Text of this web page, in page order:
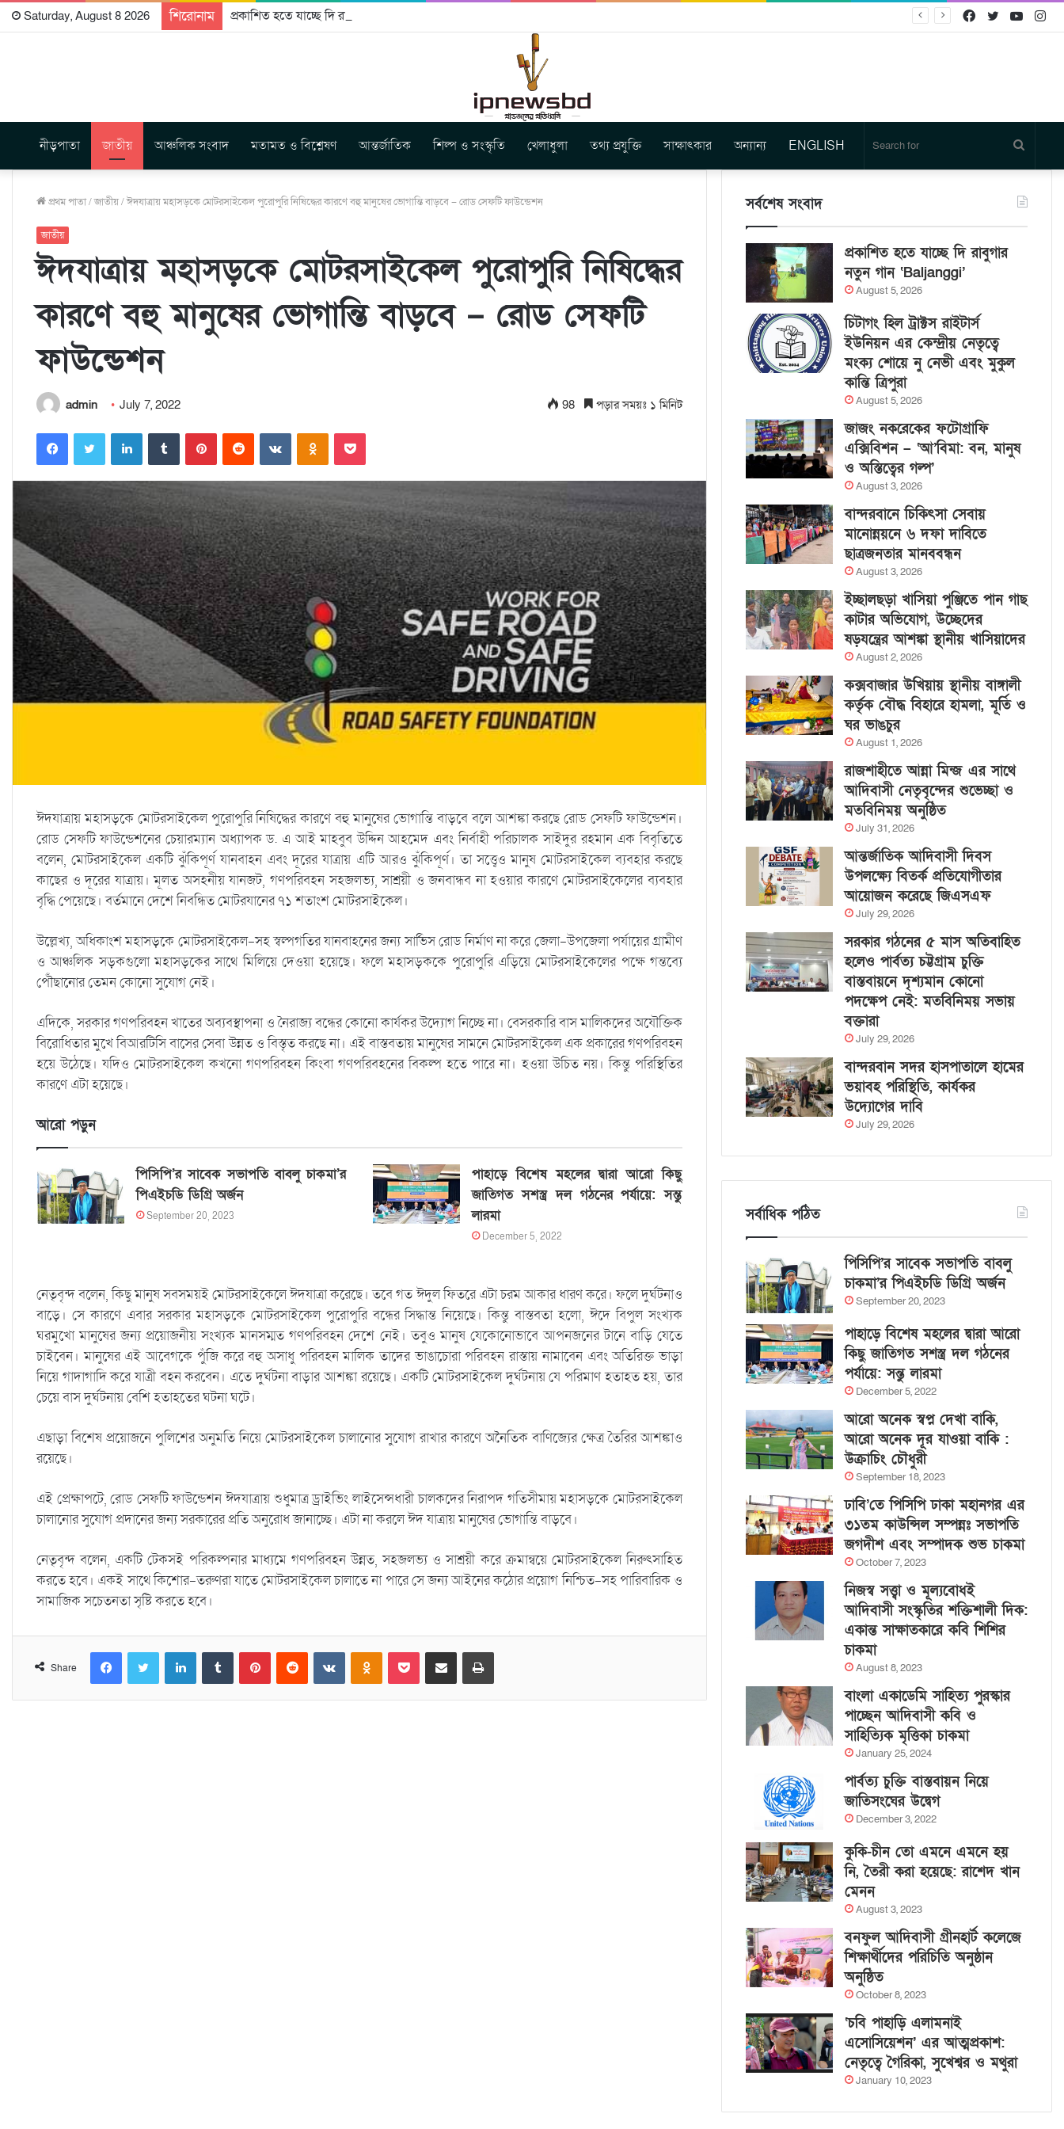
Saturday, August 8 2026 শিরোনাম প্রকাশিত হতে যাচ্ছে দি রাবুগার নতুন গান ‘Baljanggi’ Twitter
Facebook
নীড়পাতা জাতীয় আঞ্চলিক সংবাদ মতামত ও বিশ্লেষণ আন্তর্জাতিক শিল্প ও সংস্কৃতি খেলাধুলা তথ্য প্রযুক্তি সাক্ষাৎকার অন্যান্য ENGLISH
for
প্রথম পাতা/জাতীয়/ঈদযাত্রায় মহাসড়কে মোটরসাইকেল পুরোপুরি নিষিদ্ধের কারণে বহু মানুষের ভোগান্তি বাড়বে – রোড সেফটি ফাউন্ডেশন
জাতীয়
ঈদযাত্রায় মহাসড়কে মোটরসাইকেল পুরোপুরি নিষিদ্ধের
কারণে বহু মানুষের ভোগান্তি বাড়বে – রোড সেফটি
ফাউন্ডেশন
admin July 7, 2022 98 পড়ার সময়ঃ ১ মিনিট
ঈদযাত্রায় মহাসড়কে মোটরসাইকেল পুরোপুরি নিষিদ্ধের কারণে বহু মানুষের ভোগান্তি বাড়বে বলে আশঙ্কা করছে রোড সেফটি ফাউন্ডেশন।
রোড সেফটি ফাউন্ডেশনের চেয়ারম্যান অধ্যাপক ড. এ আই মাহবুব উদ্দিন আহমেদ এবং নির্বাহী পরিচালক সাইদুর রহমান এক বিবৃতিতে
বলেন, মোটরসাইকেল একটি ঝুঁকিপূর্ণ যানবাহন এবং দূরের যাত্রায় এটি আরও ঝুঁকিপূর্ণ। তা সত্ত্বেও মানুষ মোটরসাইকেল ব্যবহার করছে
কাছের ও দূরের যাত্রায়। মূলত অসহনীয় যানজট, গণপরিবহন সহজলভ্য, সাশ্রয়ী ও জনবান্ধব না হওয়ার কারণে মোটরসাইকেলের ব্যবহার
বৃদ্ধি পেয়েছে। বর্তমানে দেশে নিবন্ধিত মোটরযানের ৭১ শতাংশ মোটরসাইকেল।
উল্লেখ্য, অধিকাংশ মহাসড়কে মোটরসাইকেল-সহ স্বল্পগতির যানবাহনের জন্য সার্ভিস রোড নির্মাণ না করে জেলা-উপজেলা পর্যায়ের গ্রামীণ
ও আঞ্চলিক সড়কগুলো মহাসড়কের সাথে মিলিয়ে দেওয়া হয়েছে। ফলে মহাসড়ককে পুরোপুরি এড়িয়ে মোটরসাইকেলের পক্ষে গন্তব্যে
পৌঁছানোর তেমন কোনো সুযোগ নেই।
এদিকে, সরকার গণপরিবহন খাতের অব্যবস্থাপনা ও নৈরাজ্য বন্ধের কোনো কার্যকর উদ্যোগ নিচ্ছে না। বেসরকারি বাস মালিকদের অযৌক্তিক
বিরোধিতার মুখে বিআরটিসি বাসের সেবা উন্নত ও বিস্তৃত করছে না। এই বাস্তবতায় মানুষের সামনে মোটরসাইকেল এক প্রকারের গণপরিবহন
হয়ে উঠেছে। যদিও মোটরসাইকেল কখনো গণপরিবহন কিংবা গণপরিবহনের বিকল্প হতে পারে না। হওয়া উচিত নয়। কিন্তু পরিস্থিতির
কারণে এটা হয়েছে।
আরো পড়ুন
পিসিপি’র সাবেক সভাপতি বাবলু চাকমা’র
পিএইচডি ডিগ্রি অর্জন
September 20, 2023
পাহাড়ে বিশেষ মহলের দ্বারা আরো কিছু
জাতিগত সশস্ত্র দল গঠনের পর্যায়ে: সন্তু
লারমা
December 5, 2022
নেতৃবৃন্দ বলেন, কিছু মানুষ সবসময়ই মোটরসাইকেলে ঈদযাত্রা করেছে। তবে গত ঈদুল ফিতরে এটা চরম আকার ধারণ করে। ফলে দুর্ঘটনাও
বাড়ে। সে কারণে এবার সরকার মহাসড়কে মোটরসাইকেল পুরোপুরি বন্ধের সিদ্ধান্ত নিয়েছে। কিন্তু বাস্তবতা হলো, ঈদে বিপুল সংখ্যক
ঘরমুখো মানুষের জন্য প্রয়োজনীয় সংখ্যক মানসম্মত গণপরিবহন দেশে নেই। তবুও মানুষ যেকোনোভাবে আপনজনের টানে বাড়ি যেতে
চাইবেন। মানুষের এই আবেগকে পুঁজি করে বহু অসাধু পরিবহন মালিক তাদের ভাঙাচোরা পরিবহন রাস্তায় নামাবেন এবং অতিরিক্ত ভাড়া
নিয়ে গাদাগাদি করে যাত্রী বহন করবেন। এতে দুর্ঘটনা বাড়ার আশঙ্কা রয়েছে। একটি মোটরসাইকেল দুর্ঘটনায় যে পরিমাণ হতাহত হয়, তার
চেয়ে বাস দুর্ঘটনায় বেশি হতাহতের ঘটনা ঘটে।
এছাড়া বিশেষ প্রয়োজনে পুলিশের অনুমতি নিয়ে মোটরসাইকেল চালানোর সুযোগ রাখার কারণে অনৈতিক বাণিজ্যের ক্ষেত্র তৈরির আশঙ্কাও
রয়েছে।
এই প্রেক্ষাপটে, রোড সেফটি ফাউন্ডেশন ঈদযাত্রায় শুধুমাত্র ড্রাইভিং লাইসেন্সধারী চালকদের নিরাপদ গতিসীমায় মহাসড়কে মোটরসাইকেল
চালানোর সুযোগ প্রদানের জন্য সরকারের প্রতি অনুরোধ জানাচ্ছে। এটা না করলে ঈদ যাত্রায় মানুষের ভোগান্তি বাড়বে।
নেতৃবৃন্দ বলেন, একটি টেকসই পরিকল্পনার মাধ্যমে গণপরিবহন উন্নত, সহজলভ্য ও সাশ্রয়ী করে ক্রমান্বয়ে মোটরসাইকেল নিরুৎসাহিত
করতে হবে। একই সাথে কিশোর-তরুণরা যাতে মোটরসাইকেল চালাতে না পারে সে জন্য আইনের কঠোর প্রয়োগ নিশ্চিত-সহ পারিবারিক ও
সামাজিক সচেতনতা সৃষ্টি করতে হবে।
Share
সর্বশেষ সংবাদ
প্রকাশিত হতে যাচ্ছে দি রাবুগার
নতুন গান ‘Baljanggi’
August 5, 2026
চিটাগং হিল ট্রাক্টস রাইটার্স
ইউনিয়ন এর কেন্দ্রীয় নেতৃত্বে
মংক্য শোয়ে নু নেভী এবং মুকুল
কান্তি ত্রিপুরা
August 5, 2026
জাজং নকরেকের ফটোগ্রাফি
এক্সিবিশন – ‘আ’বিমা: বন, মানুষ
ও অস্তিত্বের গল্প’
August 3, 2026
বান্দরবানে চিকিৎসা সেবায়
মানোন্নয়নে ৬ দফা দাবিতে
ছাত্রজনতার মানববন্ধন
August 3, 2026
ইচ্ছালছড়া খাসিয়া পুঞ্জিতে পান গাছ
কাটার অভিযোগ, উচ্ছেদের
ষড়যন্ত্রের আশঙ্কা স্থানীয় খাসিয়াদের
August 2, 2026
কক্সবাজার উখিয়ায় স্থানীয় বাঙ্গালী
কর্তৃক বৌদ্ধ বিহারে হামলা, মূর্তি ও
ঘর ভাঙচুর
August 1, 2026
রাজশাহীতে আন্না মিন্জ এর সাথে
আদিবাসী নেতৃবৃন্দের শুভেচ্ছা ও
মতবিনিময় অনুষ্ঠিত
July 31, 2026
আন্তর্জাতিক আদিবাসী দিবস
উপলক্ষ্যে বিতর্ক প্রতিযোগীতার
আয়োজন করেছে জিএসএফ
July 29, 2026
সরকার গঠনের ৫ মাস অতিবাহিত
হলেও পার্বত্য চট্টগ্রাম চুক্তি
বাস্তবায়নে দৃশ্যমান কোনো
পদক্ষেপ নেই: মতবিনিময় সভায়
বক্তারা
July 29, 2026
বান্দরবান সদর হাসপাতালে হামের
ভয়াবহ পরিস্থিতি, কার্যকর
উদ্যোগের দাবি
July 29, 2026
সর্বাধিক পঠিত
পিসিপি’র সাবেক সভাপতি বাবলু
চাকমা’র পিএইচডি ডিগ্রি অর্জন
September 20, 2023
পাহাড়ে বিশেষ মহলের দ্বারা আরো
কিছু জাতিগত সশস্ত্র দল গঠনের
পর্যায়ে: সন্তু লারমা
December 5, 2022
আরো অনেক স্বপ্ন দেখা বাকি,
আরো অনেক দূর যাওয়া বাকি :
উক্রাচিং চৌধুরী
September 18, 2023
ঢাবি’তে পিসিপি ঢাকা মহানগর এর
৩১তম কাউন্সিল সম্পন্নঃ সভাপতি
জগদীশ এবং সম্পাদক শুভ চাকমা
October 7, 2023
নিজস্ব সত্ত্বা ও মূল্যবোধই
আদিবাসী সংস্কৃতির শক্তিশালী দিক:
একান্ত সাক্ষাতকারে কবি শিশির
চাকমা
August 8, 2023
বাংলা একাডেমি সাহিত্য পুরস্কার
পাচ্ছেন আদিবাসী কবি ও
সাহিত্যিক মৃত্তিকা চাকমা
January 25, 2024
পার্বত্য চুক্তি বাস্তবায়ন নিয়ে
জাতিসংঘের উদ্বেগ
December 3, 2022
কুকি-চীন তো এমনে এমনে হয়
নি, তৈরী করা হয়েছে: রাশেদ খান
মেনন
August 3, 2023
বনফুল আদিবাসী গ্রীনহার্ট কলেজে
শিক্ষার্থীদের পরিচিতি অনুষ্ঠান
অনুষ্ঠিত
October 8, 2023
‘চবি পাহাড়ি এলামনাই
এসোসিয়েশন’ এর আত্মপ্রকাশ:
নেতৃত্বে গৈরিকা, সুখেশ্বর ও মথুরা
January 10, 2023